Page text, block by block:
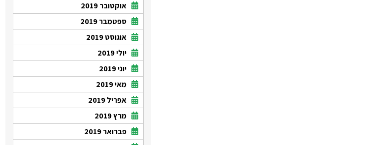
אוקטובר 2019
ספטמבר 2019
אוגוסט 2019
יולי 2019
יוני 2019
מאי 2019
אפריל 2019
מרץ 2019
פברואר 2019